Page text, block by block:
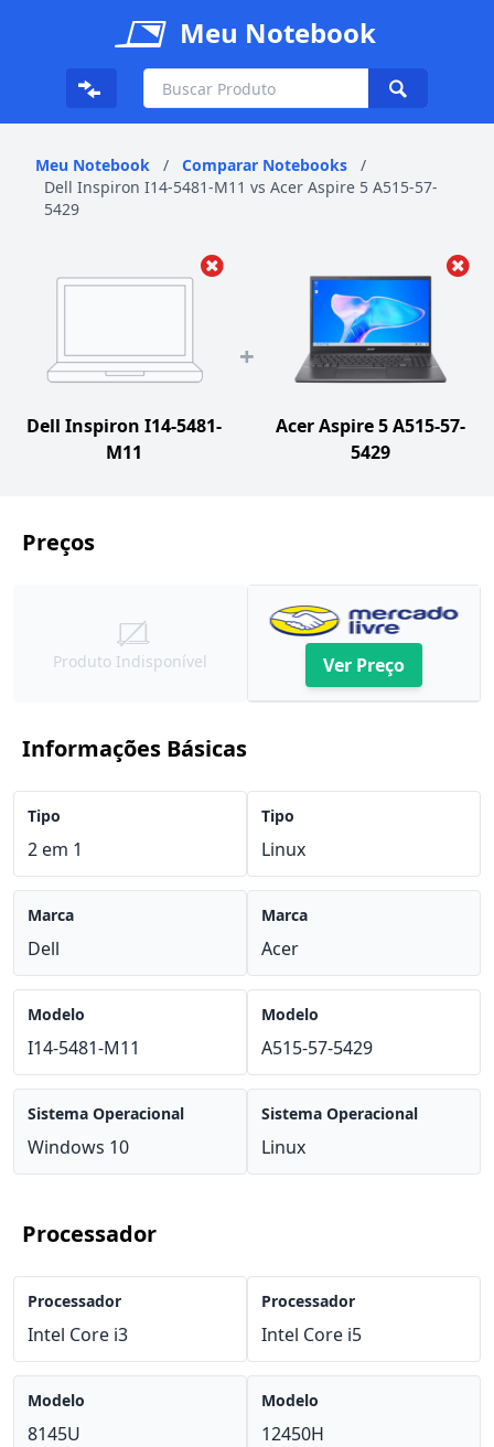
Meu Notebook
Meu Notebook / Comparar Notebooks
/
Dell Inspiron I14-5481-M11 vs Acer Aspire 5 A515-57-
5429
Dell Inspiron I14-5481-
M11
+
Acer Aspire 5 A515-57-
5429
Preços
Produto Indisponível Ver Preço
Informações Básicas
Tipo
2 em 1
Marca
Dell
Modelo
I14-5481-M11
Sistema Operacional
Windows 10
Tipo
Linux
Marca
Acer
Modelo
A515-57-5429
Sistema Operacional
Linux
Processador
Processador
Intel Core i3
Modelo
8145U
Processador
Intel Core i5
Modelo
12450H